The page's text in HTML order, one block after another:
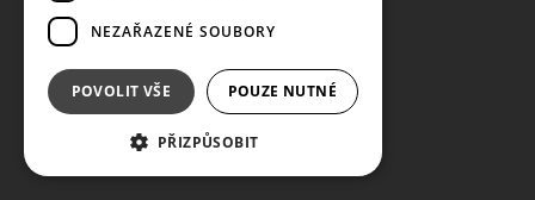
NEZAŘAZENÉ SOUBORY
POVOLIT VŠE POUZE NUTNÉ
PŘIZPŮSOBIT